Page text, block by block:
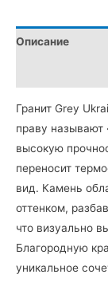
Grey
Ukraine
A)
Описание
Гранит Grey
праву
высокую
переносит
вид. Камень
оттенком,
что визуально
Благородную
уникальное